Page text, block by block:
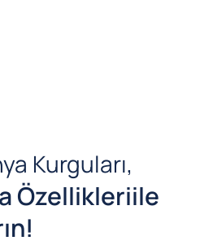
Kurguları,
Özellikleriile